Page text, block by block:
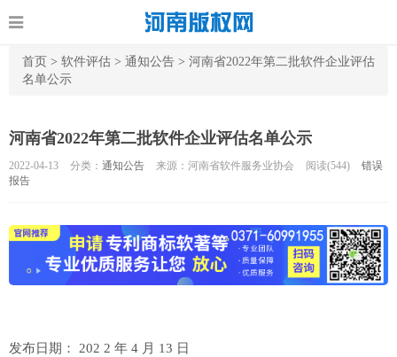
首页 > 软件评估 > 通知公告 > 河南省2022年第二批软件企业评估
名单公示
河南省2022年第二批软件企业评估名单公示
2022-04-13 分类： 通知公告 来源：河南省软件服务业协会 阅读(544)
错误
报告
发布日期： 202 2 年 4 月 13 日